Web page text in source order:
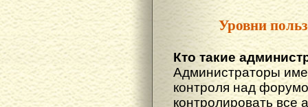
Уровни
Кто такие
Администраторы
контроля над
контролировать все